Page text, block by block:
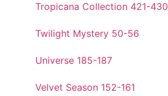
Tropicana Collection 421-430
Twilight Mystery 50-56
Universe 185-187
Velvet Season 152-161